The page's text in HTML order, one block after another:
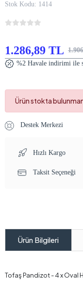
Stok Kodu: 1414
1.286,89 TL
%2 Havale indirimi ile
Ürün stokta
Destek Merkezi
Hızlı Kargo
Taksit Seçeneği
Ürün Bilgileri
Tofaş Pandizot - 4 x Oval